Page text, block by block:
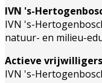
IVN 's-
IVN 's-
natuur- en milieu-
Actieve vrijwilligers
IVN 's-